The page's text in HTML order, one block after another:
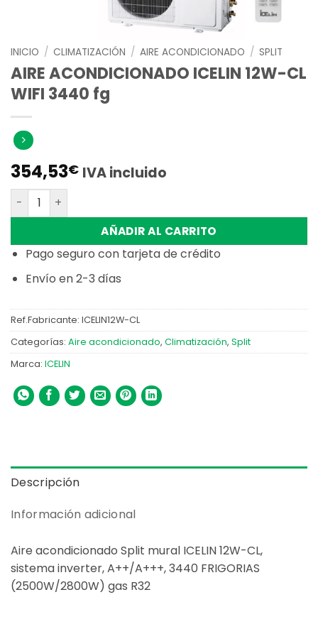
INICIO / CLIMATIZACIÓN / AIRE ACONDICIONADO / SPLIT
AIRE ACONDICIONADO ICELIN 12W-CL
WIFI 3440 fg
354,53€ IVA incluido
AIRE ACONDICIONADO ICELIN 12W-CL WIFI 3440 fg
AÑADIR AL CARRITO
Pago seguro con tarjeta de crédito
Envío en 2-3 días
Ref.Fabricante: ICELIN12W-CL
Categorías: Aire acondicionado, Climatización, Split
Marca: ICELIN
Descripción
Información adicional
Aire acondicionado Split mural ICELIN 12W-CL,
sistema inverter, A++/A+++, 3440 FRIGORIAS
(2500W/2800W) gas R32